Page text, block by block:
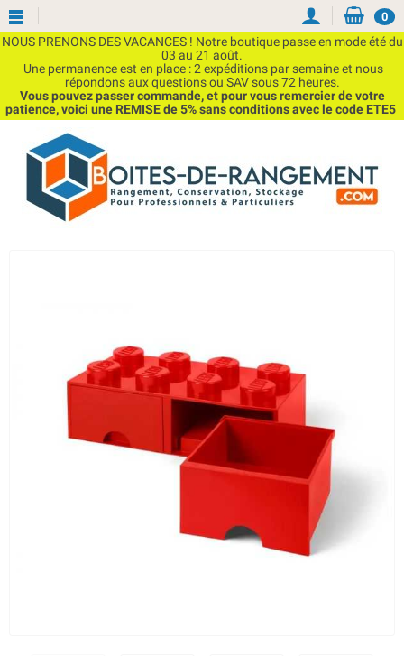
NOUS PRENONS DES VACANCES ! Notre boutique passe en mode été du
03 au 21 août.
Une permanence est en place : 2 expéditions par semaine et nous
répondons aux questions ou SAV sous 72 heures.
Vous pouvez passer commande, et pour vous remercier de votre
patience, voici une REMISE de 5% sans conditions avec le code ETE5
0